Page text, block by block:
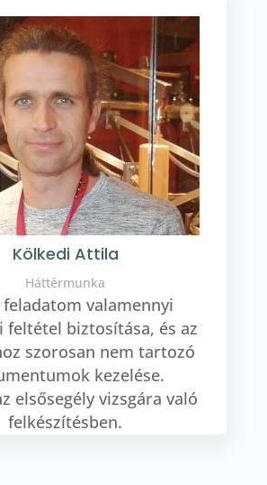
Kölkedi Attila
Háttérmunka
feladatom valamennyi
feltétel biztosítása, és az
szorosan nem tartozó
kezelése.
elsősegély vizsgára való
felkészítésben.